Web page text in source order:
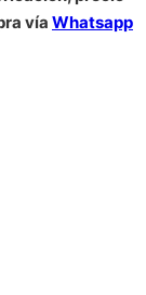
vía Whatsapp
24 PUERTOS